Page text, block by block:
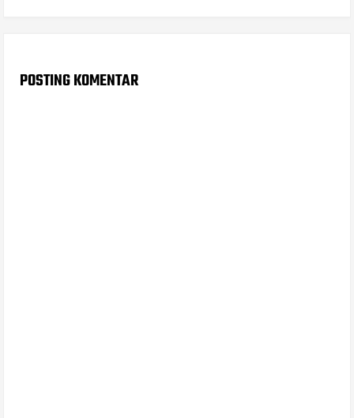
POSTING KOMENTAR